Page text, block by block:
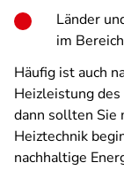
Länder
im
Häufig ist auch
Heizleistung
dann sollten Sie
Heiztechnik
nachhaltige